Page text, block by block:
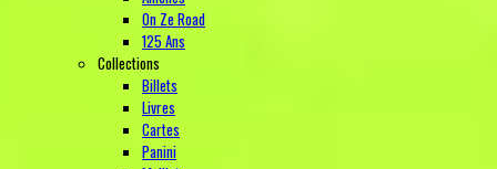
On Ze Road
125 Ans
Collections
Billets
Livres
Cartes
Panini